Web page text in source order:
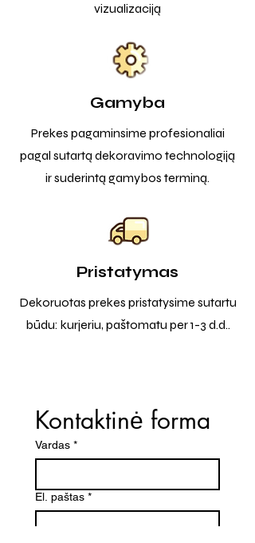
vizualizaciją
Gamyba
Prekes pagaminsime profesionaliai
pagal sutartą dekoravimo technologiją
ir suderintą gamybos terminą.
Pristatymas
Dekoruotas prekes pristatysime sutartu
būdu: kurjeriu, paštomatu per 1-3 d.d..
Kontaktinė forma
Vardas *
El. paštas *